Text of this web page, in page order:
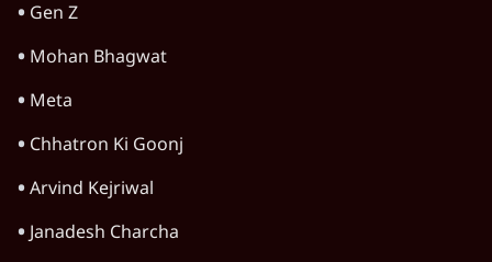
Gen Z
Mohan Bhagwat
Meta
Chhatron Ki Goonj
Arvind Kejriwal
Janadesh Charcha